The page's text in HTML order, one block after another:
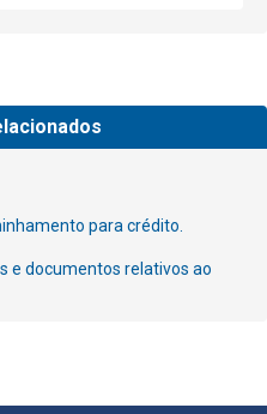
para crédito.
e documentos relativos ao